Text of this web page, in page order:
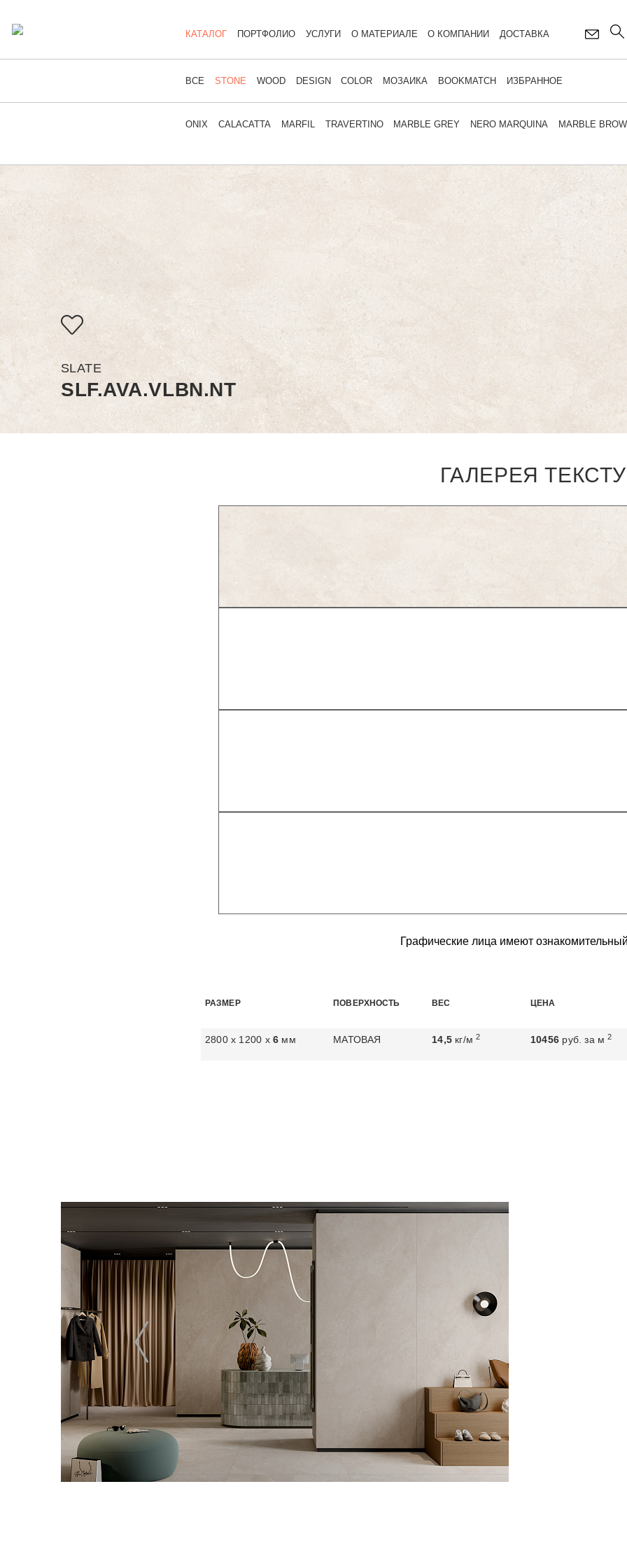
КАТАЛОГ
ВСЕ STONE
ONIX CALACATTA MARFIL TRAVERTINO MARBLE GREY NERO MARQUINA MARBLE
WOOD DESIGN COLOR МОЗАИКА BOOKMATCH ИЗБРАННОЕ
ПОРТФОЛИО УСЛУГИ О МАТЕРИАЛЕ О КОМПАНИИ ДОСТАВКА
SLATE
SLF.AVA.VLBN.NT
ГАЛЕРЕЯ
Графические лица имеют
РАЗМЕР
2800 х 1200 х 6 мм
ПОВЕРХНОСТЬ
МАТОВАЯ
ВЕС
14,5кг/м2
ЦЕНА
10456 руб. за м2